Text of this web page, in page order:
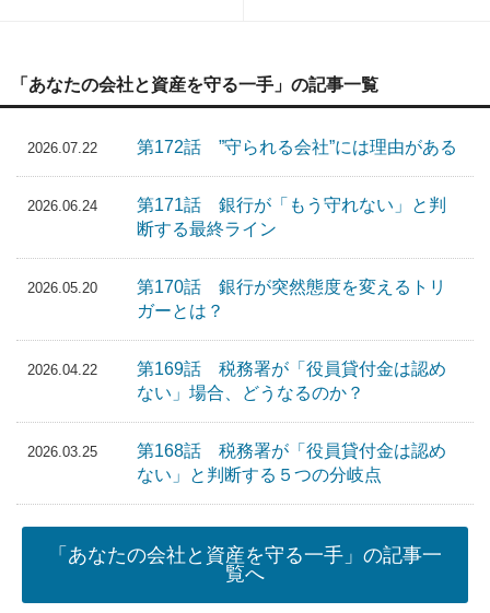
「あなたの会社と資産を守る一手」の記事一覧
2026.07.22 第172話 ”守られる会社”には理由がある
2026.06.24
第171話 銀行が「もう守れない」と判
断する最終ライン
2026.05.20
第170話 銀行が突然態度を変えるトリ
ガーとは？
2026.04.22
第169話 税務署が「役員貸付金は認め
ない」場合、どうなるのか？
2026.03.25
第168話 税務署が「役員貸付金は認め
ない」と判断する５つの分岐点
「あなたの会社と資産を守る一手」の記事一
覧へ